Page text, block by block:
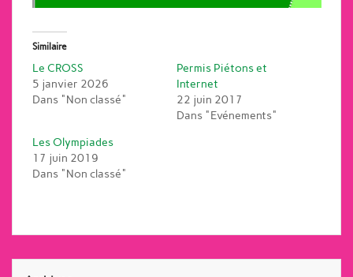
Similaire
Le CROSS
5 janvier 2026
Dans "Non classé"
Permis Piétons et
Internet
22 juin 2017
Dans "Evénements"
Les Olympiades
17 juin 2019
Dans "Non classé"